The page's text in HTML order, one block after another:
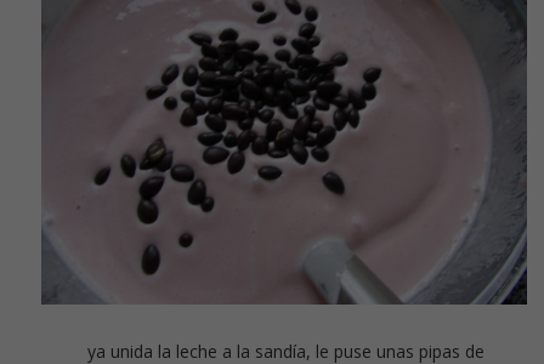
ya unida la leche a la sandía, le puse unas pipas de